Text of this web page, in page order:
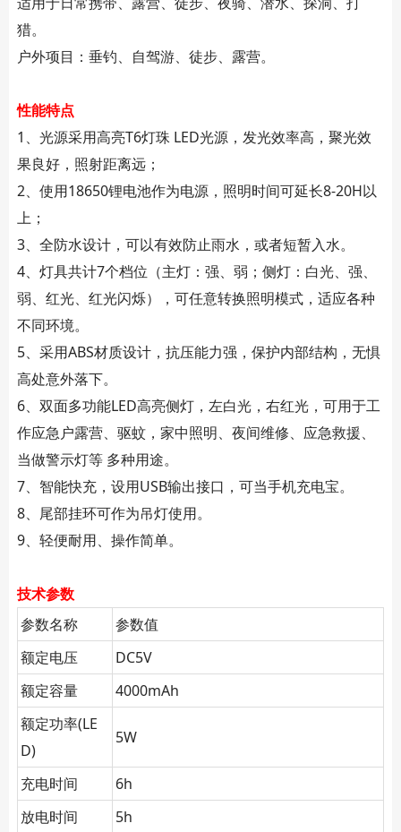
猎。
户外项目：垂钓、自驾游、徒步、露营。
性能特点
1、光源采用高亮T6灯珠 LED光源，发光效率高，聚光效
果良好，照射距离远；
2、使用18650锂电池作为电源，照明时间可延长8-20H以
上；
3、全防水设计，可以有效防止雨水，或者短暂入水。
4、灯具共计7个档位（主灯：强、弱；侧灯：白光、强、
弱、红光、红光闪烁），可任意转换照明模式，适应各种
不同环境。
5、采用ABS材质设计，抗压能力强，保护内部结构，无惧
高处意外落下。
6、双面多功能LED高亮侧灯，左白光，右红光，可用于工
作应急户露营、驱蚊，家中照明、夜间维修、应急救援、
当做警示灯等 多种用途。
7、智能快充，设用USB输出接口，可当手机充电宝。
8、尾部挂环可作为吊灯使用。
9、轻便耐用、操作简单。
技术参数
参数名称
参数值
额定电压
DC5V
额定容量
4000mAh
额定功率(LE
D)
5W
充电时间
6h
放电时间
5h